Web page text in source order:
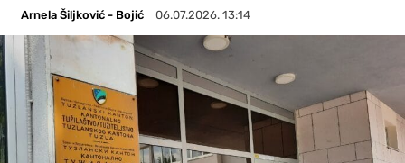
Arnela Šiljković - Bojić 06.07.2026. 13:14